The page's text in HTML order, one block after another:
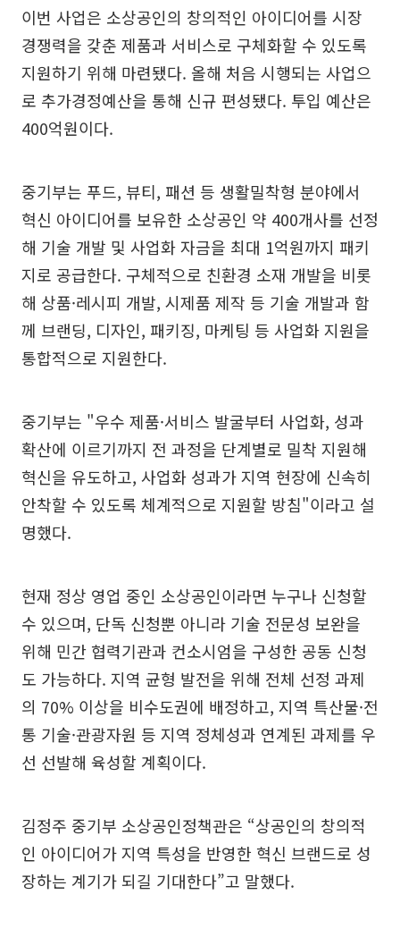
이번 사업은 소상공인의 창의적인 아이디어를 시장
경쟁력을 갖춘 제품과 서비스로 구체화할 수 있도록
지원하기 위해 마련됐다. 올해 처음 시행되는 사업으
로 추가경정예산을 통해 신규 편성됐다. 투입 예산은
400억원이다.
중기부는 푸드, 뷰티, 패션 등 생활밀착형 분야에서
혁신 아이디어를 보유한 소상공인 약 400개사를 선정
해 기술 개발 및 사업화 자금을 최대 1억원까지 패키
지로 공급한다. 구체적으로 친환경 소재 개발을 비롯
해 상품·레시피 개발, 시제품 제작 등 기술 개발과 함
께 브랜딩, 디자인, 패키징, 마케팅 등 사업화 지원을
통합적으로 지원한다.
중기부는 "우수 제품·서비스 발굴부터 사업화, 성과
확산에 이르기까지 전 과정을 단계별로 밀착 지원해
혁신을 유도하고, 사업화 성과가 지역 현장에 신속히
안착할 수 있도록 체계적으로 지원할 방침"이라고 설
명했다.
현재 정상 영업 중인 소상공인이라면 누구나 신청할
수 있으며, 단독 신청뿐 아니라 기술 전문성 보완을
위해 민간 협력기관과 컨소시엄을 구성한 공동 신청
도 가능하다. 지역 균형 발전을 위해 전체 선정 과제
의 70% 이상을 비수도권에 배정하고, 지역 특산물·전
통 기술·관광자원 등 지역 정체성과 연계된 과제를 우
선 선발해 육성할 계획이다.
김정주 중기부 소상공인정책관은 “상공인의 창의적
인 아이디어가 지역 특성을 반영한 혁신 브랜드로 성
장하는 계기가 되길 기대한다”고 말했다.